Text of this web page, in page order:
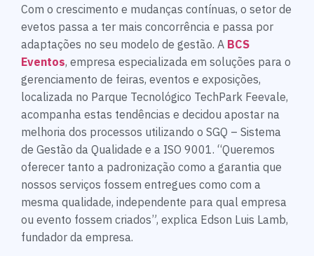
Com o crescimento e mudanças contínuas, o setor de
evetos passa a ter mais concorrência e passa por
adaptações no seu modelo de gestão. A BCS
Eventos, empresa especializada em soluções para o
gerenciamento de feiras, eventos e exposições,
localizada no Parque Tecnológico TechPark Feevale,
acompanha estas tendências e decidou apostar na
melhoria dos processos utilizando o SGQ – Sistema
de Gestão da Qualidade e a ISO 9001. “Queremos
oferecer tanto a padronização como a garantia que
nossos serviços fossem entregues como com a
mesma qualidade, independente para qual empresa
ou evento fossem criados”, explica Edson Luis Lamb,
fundador da empresa.